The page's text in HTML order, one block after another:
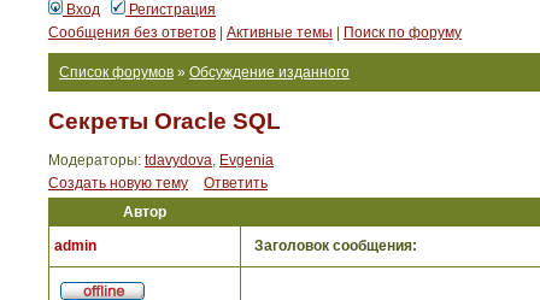
Вход
Регистрация
Сообщения без ответов
Активные темы Поиск по форуму
Список форумов » Обсуждение изданного
Секреты Oracle SQL
Модераторы: tdavydova, Evgenia
Создать новую тему
Ответить
Автор
admin
Заголовок сообщения: